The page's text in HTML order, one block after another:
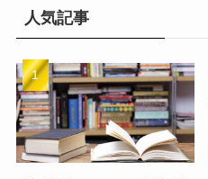
人気記事